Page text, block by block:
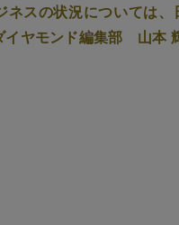
ネスの状況については
ヤモンド編集部 山本